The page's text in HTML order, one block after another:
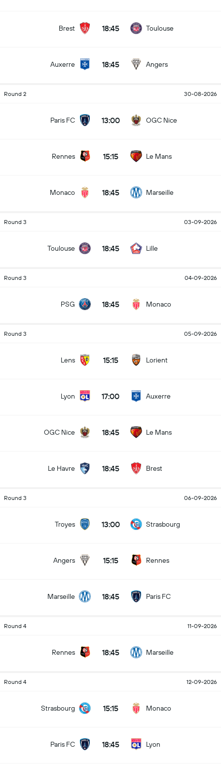
Brest 18:45 Toulouse
Auxerre 18:45 Angers
Round 2 30-08-2026
Paris FC 13:00 OGC Nice
Rennes 15:15 Le Mans
Monaco 18:45 Marseille
Round 3 03-09-2026
Toulouse 18:45 Lille
Round 3 04-09-2026
PSG 18:45 Monaco
Round 3 05-09-2026
Lens 15:15 Lorient
Lyon 17:00 Auxerre
OGC Nice 18:45 Le Mans
Le Havre 18:45 Brest
Round 3 06-09-2026
Troyes 13:00 Strasbourg
Angers 15:15 Rennes
Marseille 18:45 Paris FC
Round 4 11-09-2026
Rennes 18:45 Marseille
Round 4 12-09-2026
Strasbourg 15:15 Monaco
Paris FC 18:45 Lyon